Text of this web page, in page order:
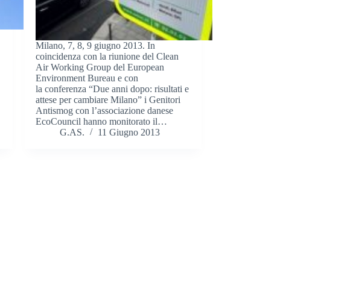
Milano, 7, 8, 9 giugno 2013. In
coincidenza con la riunione del Clean
Air Working Group del European
Environment Bureau e con
la conferenza “Due anni dopo: risultati e
attese per cambiare Milano” i Genitori
Antismog con l’associazione danese
EcoCouncil hanno monitorato il…
G.AS.
11 Giugno 2013